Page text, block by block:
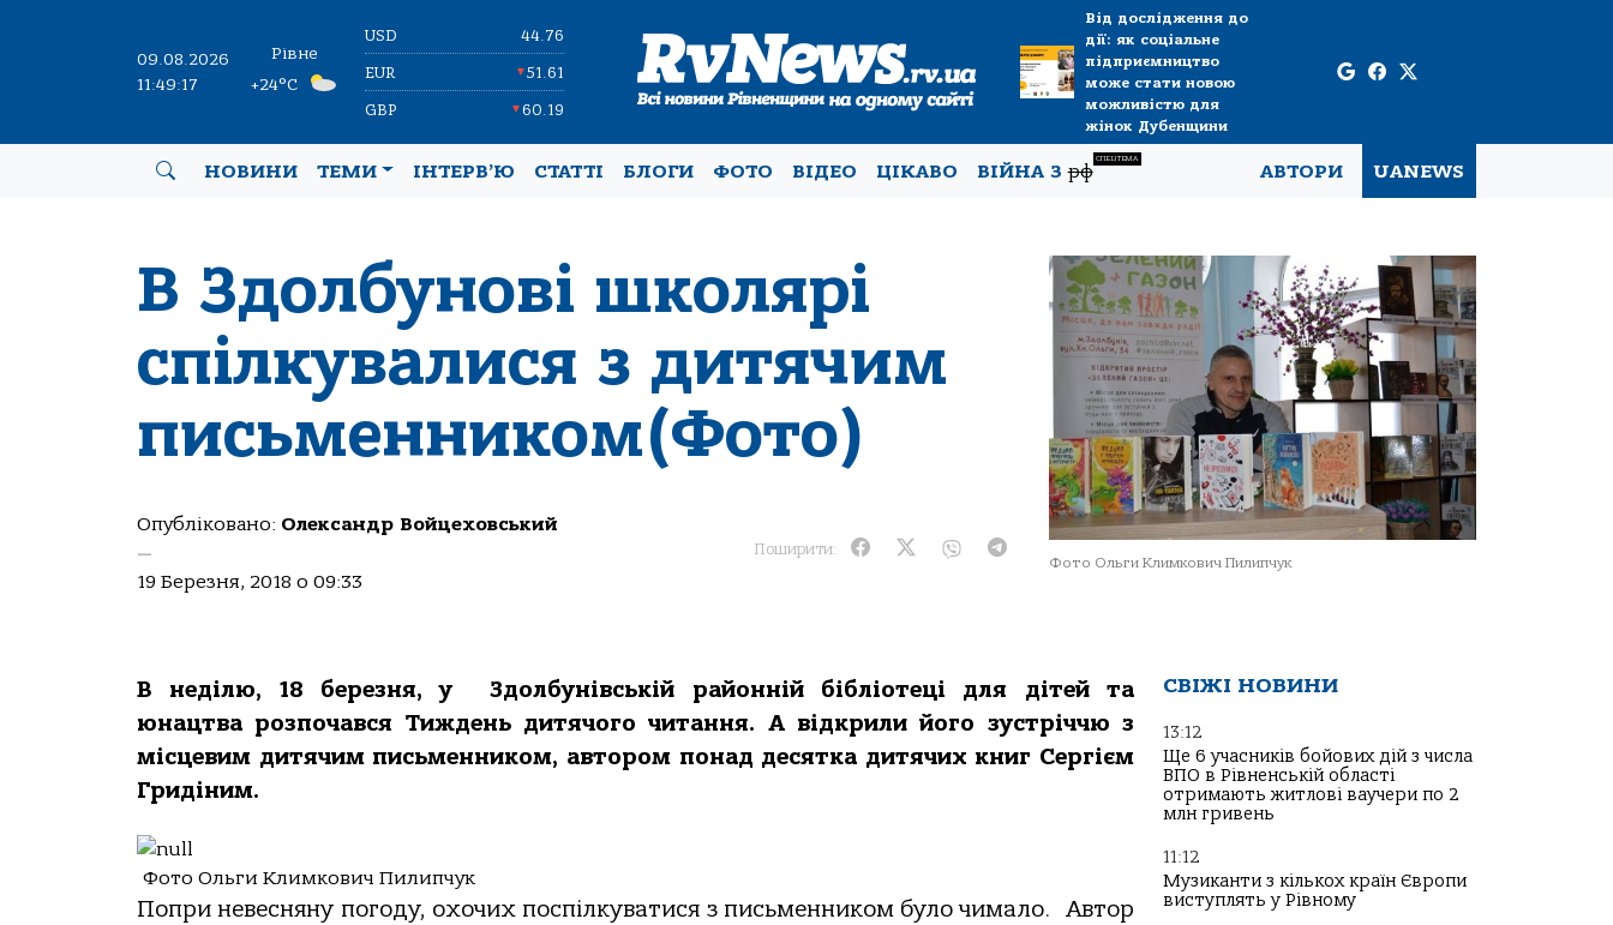
09.08.2026
11:49:18
Рівне
+24°C
USD 44.76
EUR ▼51.61
GBP ▼60.19
Від дослідження до
дії: як соціальне
підприємництво
може стати новою
можливістю для
жінок Дубенщини
НОВИНИ ТЕМИ ІНТЕРВ’Ю СТАТТІ БЛОГИ ФОТО ВІДЕО ЦІКАВО ВІЙНА Зрф
СПЕЦТЕМА
АВТОРИ UANEWS
В Здолбунові школярі
спілкувалися з дитячим
письменником(Фото)
Опубліковано: Олександр Войцеховський
—
19 Березня, 2018 о 09:33
Поширити:
Фото Ольги Климкович Пилипчук
В неділю, 18 березня, у Здолбунівській районній бібліотеці для дітей та
юнацтва розпочався Тиждень дитячого читання. А відкрили його зустріччю з
місцевим дитячим письменником, автором понад десятка дитячих книг Сергієм
Гридіним.
Фото Ольги Климкович Пилипчук
Попри невесняну погоду, охочих поспілкуватися з письменником було чимало. Автор
СВІЖІ НОВИНИ
13:12
Ще 6 учасників бойових дій з числа
ВПО в Рівненській області
отримають житлові ваучери по 2
млн гривень
11:12
Музиканти з кількох країн Європи
виступлять у Рівному